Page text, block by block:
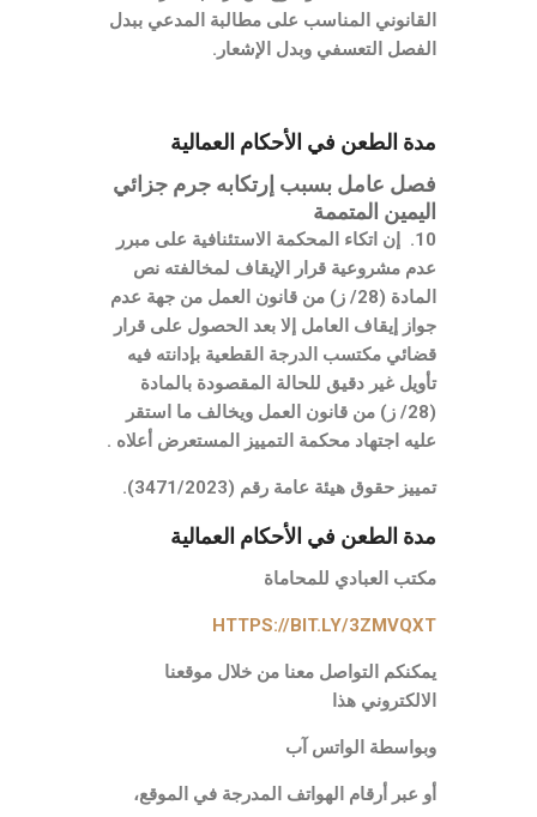
القانوني المناسب على مطالبة المدعي ببدل
الفصل التعسفي وبدل الإشعار.
مدة الطعن في الأحكام العمالية
فصل عامل بسبب إرتكابه جرم جزائي
اليمين المتممة
10. إن اتكاء المحكمة الاستئنافية على مبرر
عدم مشروعية قرار الإيقاف لمخالفته نص
المادة (28/ ز) من قانون العمل من جهة عدم
جواز إيقاف العامل إلا بعد الحصول على قرار
قضائي مكتسب الدرجة القطعية بإدانته فيه
تأويل غير دقيق للحالة المقصودة بالمادة
(28/ ز) من قانون العمل ويخالف ما استقر
عليه اجتهاد محكمة التمييز المستعرض أعلاه .
تمييز حقوق هيئة عامة رقم (3471/2023).
مدة الطعن في الأحكام العمالية
مكتب العبادي للمحاماة
HTTPS://BIT.LY/3ZMVQXT
يمكنكم التواصل معنا من خلال موقعنا
الالكتروني هذا
وبواسطة الواتس آب
أو عبر أرقام الهواتف المدرجة في الموقع،